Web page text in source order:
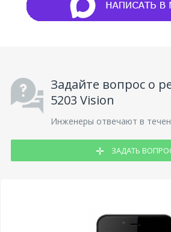
Задайте вопрос о
5203 Vision
Инженеры отвечают в
ЗАДАТЬ